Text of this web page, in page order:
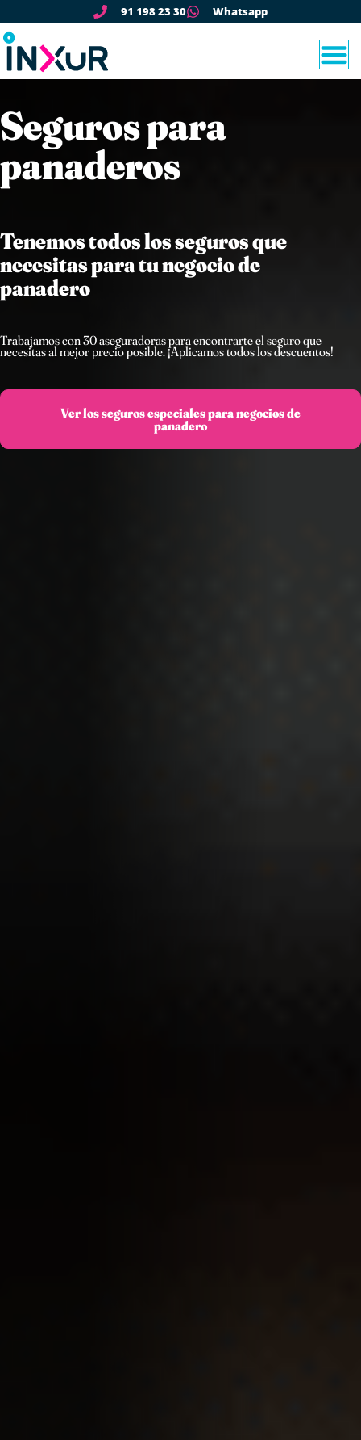
91 198 23 30 Whatsapp
Seguros para
panaderos
Tenemos todos los seguros que
necesitas para tu negocio de
panadero
Trabajamos con 30 aseguradoras para encontrarte el seguro que
necesitas al mejor precio posible. ¡Aplicamos todos los descuentos!
Ver los seguros especiales para negocios de
panadero